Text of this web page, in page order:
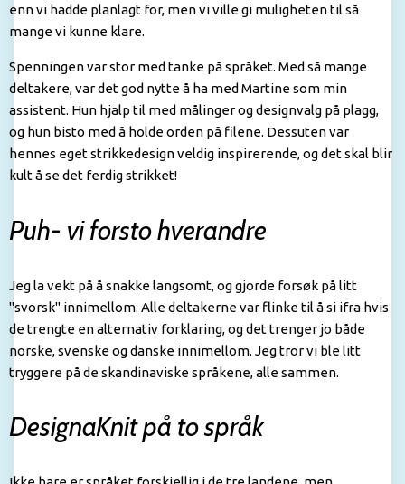
enn vi hadde planlagt for, men vi ville gi muligheten til så
mange vi kunne klare.
Spenningen var stor med tanke på språket. Med så mange
deltakere, var det god nytte å ha med Martine som min
assistent. Hun hjalp til med målinger og designvalg på plagg,
og hun bisto med å holde orden på filene. Dessuten var
hennes eget strikkedesign veldig inspirerende, og det skal blir
kult å se det ferdig strikket!
Puh- vi forsto hverandre
Jeg la vekt på å snakke langsomt, og gjorde forsøk på litt
"svorsk" innimellom. Alle deltakerne var flinke til å si ifra hvis
de trengte en alternativ forklaring, og det trenger jo både
norske, svenske og danske innimellom. Jeg tror vi ble litt
tryggere på de skandinaviske språkene, alle sammen.
DesignaKnit på to språk